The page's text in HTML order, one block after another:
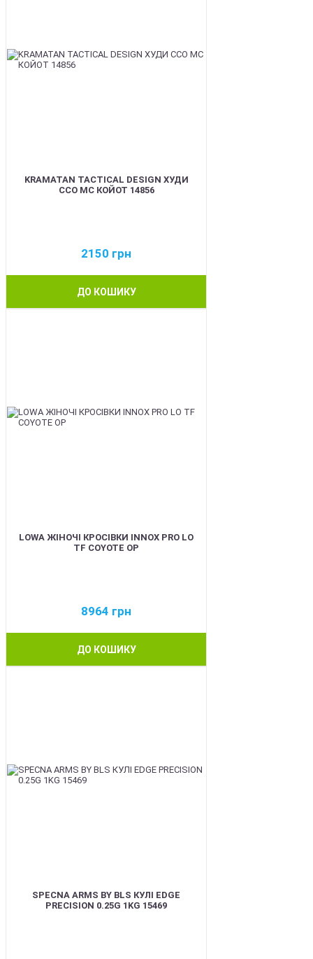
KRAMATAN TACTICAL DESIGN ХУДИ
ССО МС КОЙОТ 14856
2150 грн
ДО КОШИКУ
LOWA ЖІНОЧІ КРОСІВКИ INNOX PRO LO
TF COYOTE OP
8964 грн
ДО КОШИКУ
SPECNA ARMS BY BLS КУЛІ EDGE
PRECISION 0.25G 1KG 15469